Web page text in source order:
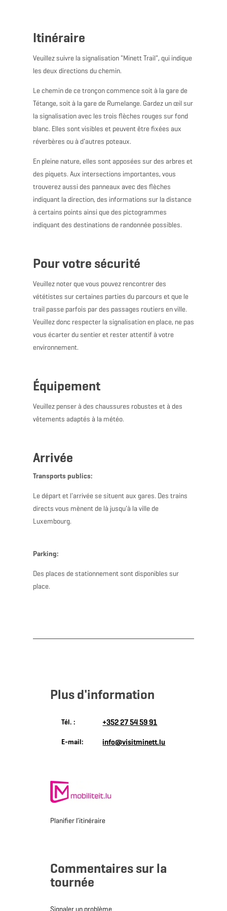
Itinéraire
Veuillez suivre la signalisation "Minett Trail", qui indique
les deux directions du chemin.
Le chemin de ce tronçon commence soit à la gare de
Tétange, soit à la gare de Rumelange. Gardez un œil sur
la signalisation avec les trois flèches rouges sur fond
blanc. Elles sont visibles et peuvent être fixées aux
réverbères ou à d'autres poteaux.
En pleine nature, elles sont apposées sur des arbres et
des piquets. Aux intersections importantes, vous
trouverez aussi des panneaux avec des flèches
indiquant la direction, des informations sur la distance
à certains points ainsi que des pictogrammes
indiquant des destinations de randonnée possibles.
Pour votre sécurité
Veuillez noter que vous pouvez rencontrer des
vététistes sur certaines parties du parcours et que le
trail passe parfois par des passages routiers en ville.
Veuillez donc respecter la signalisation en place, ne pas
vous écarter du sentier et rester attentif à votre
environnement.
Équipement
Veuillez penser à des chaussures robustes et à des
vêtements adaptés à la météo.
Arrivée
Transports publics:
Le départ et l'arrivée se situent aux gares. Des trains
directs vous mènent de là jusqu'à la ville de
Luxembourg.
Parking:
Des places de stationnement sont disponibles sur
place.
Plus d'information
Tél. : +352 27 54 59 91
E-mail: info@visitminett.lu
Planifier l’itinéraire
Commentaires sur la
tournée